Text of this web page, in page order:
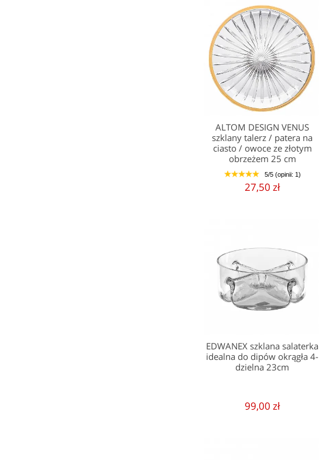
ALTOM DESIGN VENUS
szklany talerz / patera na
ciasto / owoce ze złotym
obrzeżem 25 cm
1 2 3 4 5 5/5 (opinii: 1)
27,50 zł
EDWANEX szklana salaterka
idealna do dipów okrągła 4-
dzielna 23cm
99,00 zł